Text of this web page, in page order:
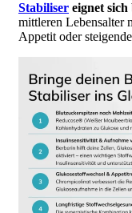
Stabiliser eignet sich
mittleren Lebensalter
Appetit oder